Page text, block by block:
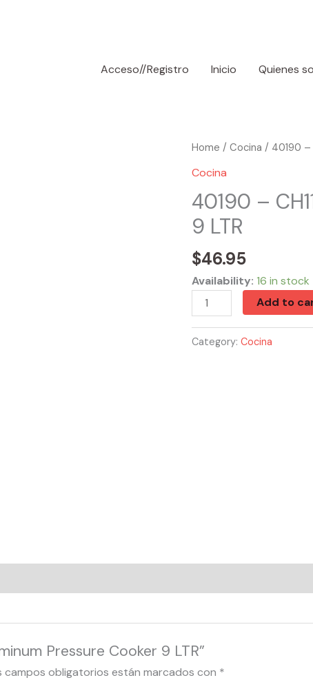
Acceso//Registro
Inicio Quienes
Home / Cocina / 40190 –
Cocina
40190 –
9 LTR
$46.95
Availability: 16 in stock
40190
-
Aluminum
Pressure
9
LTR
quantity
Add to
Category: Cocina
Pressure Cooker 9 LTR”
campos obligatorios están marcados con *